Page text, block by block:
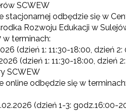
SCWEW
stacjonarnej odbędzie się w
Rozwoju Edukacji w
w terminach:
(dzień 1: 11:30-18:00, dzień 2:
(dzień 1: 11:30-18:00, dzień
SCWEW
online odbędzie się w
(dzień 1-3: godz.16:00-